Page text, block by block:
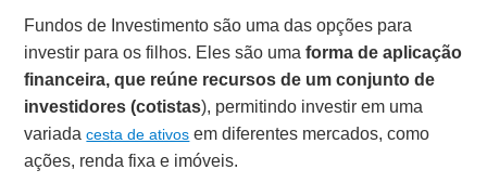
Fundos de Investimento são uma das opções para
investir para os filhos. Eles são umaforma de aplicação
financeira, que reúne recursos de um conjunto de
investidores (cotistas), permitindo investir em uma
variadacesta de ativos em diferentes mercados, como
ações, renda fixa e imóveis.